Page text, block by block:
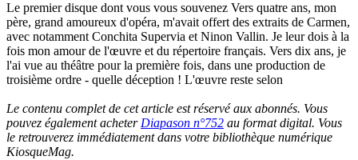
Le premier disque dont vous vous souvenez Vers quatre ans, mon
père, grand amoureux d'opéra, m'avait offert des extraits de Carmen,
avec notamment Conchita Supervia et Ninon Vallin. Je leur dois à la
fois mon amour de l'œuvre et du répertoire français. Vers dix ans, je
l'ai vue au théâtre pour la première fois, dans une production de
troisième ordre - quelle déception ! L'œuvre reste selon
Le contenu complet de cet article est réservé aux abonnés. Vous
pouvez également acheterDiapason n°752 au format digital. Vous
le retrouverez immédiatement dans votre bibliothèque numérique
KiosqueMag.